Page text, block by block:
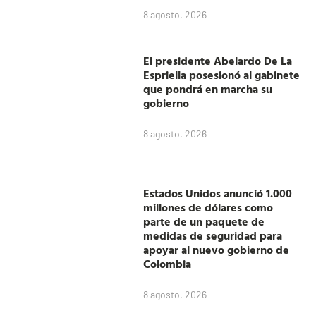
8 agosto, 2026
El presidente Abelardo De La
Espriella posesionó al gabinete
que pondrá en marcha su
gobierno
8 agosto, 2026
Estados Unidos anunció 1.000
millones de dólares como
parte de un paquete de
medidas de seguridad para
apoyar al nuevo gobierno de
Colombia
8 agosto, 2026